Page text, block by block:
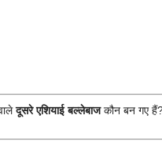
दूसरे एशियाई बल्लेबाजकौन बन गए